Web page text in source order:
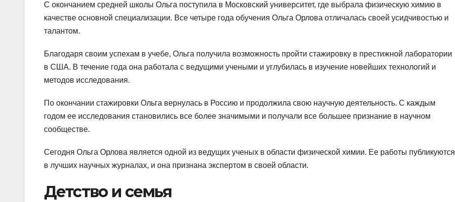
С окончанием средней школы Ольга поступила в Московский университет, где выбрала физическую химию в
качестве основной специализации. Все четыре года обучения Ольга Орлова отличалась своей усидчивостью и
талантом.
Благодаря своим успехам в учебе, Ольга получила возможность пройти стажировку в престижной лаборатории
в США. В течение года она работала с ведущими учеными и углубилась в изучение новейших технологий и
методов исследования.
По окончании стажировки Ольга вернулась в Россию и продолжила свою научную деятельность. С каждым
годом ее исследования становились все более значимыми и получали все большее признание в научном
сообществе.
Сегодня Ольга Орлова является одной из ведущих ученых в области физической химии. Ее работы публикуются
в лучших научных журналах, и она признана экспертом в своей области.
Детство и семья